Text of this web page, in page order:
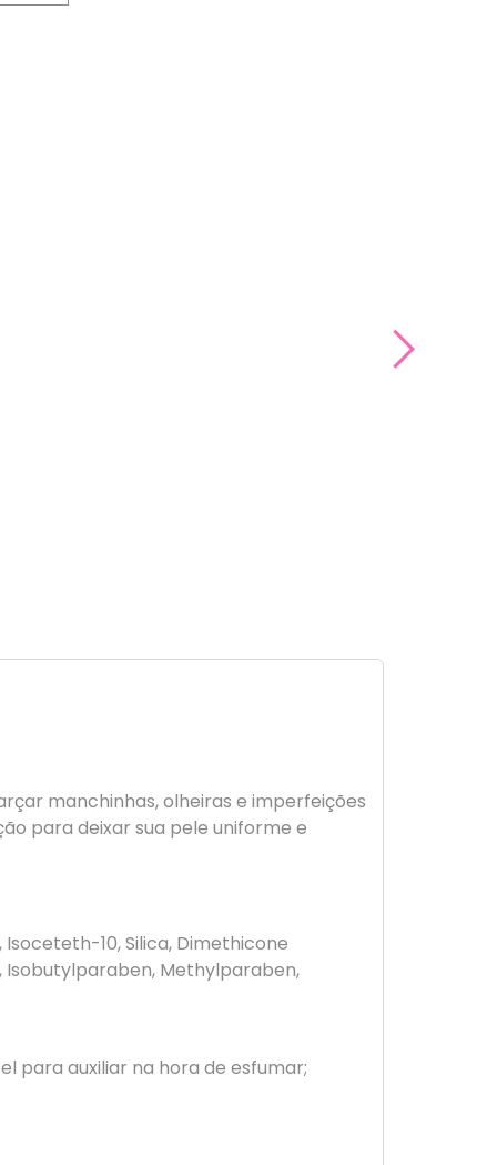
manchinhas, olheiras e imperfeições
para deixar sua pele uniforme e
10, Silica, Dimethicone
Methylparaben,
para auxiliar na hora de esfumar;